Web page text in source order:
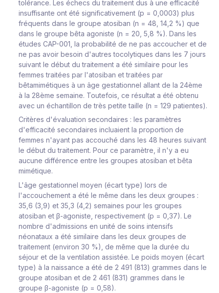
tolérance. Les échecs du traitement dus à une efficacité
insuffisante ont été significativement (p = 0,0003) plus
fréquents dans le groupe atosiban (n = 48, 14,2 %) que
dans le groupe bêta agoniste (n = 20, 5,8 %). Dans les
études CAP-001, la probabilité de ne pas accoucher et de
ne pas avoir besoin d'autres tocolytiques dans les 7 jours
suivant le début du traitement a été similaire pour les
femmes traitées par l'atosiban et traitées par
bêtamimétiques à un âge gestationnel allant de la 24ème
à la 28ème semaine. Toutefois, ce résultat a été obtenu
avec un échantillon de très petite taille (n = 129 patientes).
Critères d'évaluation secondaires : les paramètres
d'efficacité secondaires incluaient la proportion de
femmes n'ayant pas accouché dans les 48 heures suivant
le début du traitement. Pour ce paramètre, il n'y a eu
aucune différence entre les groupes atosiban et bêta
mimétique.
L'âge gestationnel moyen (écart type) lors de
l'accouchement a été le même dans les deux groupes :
35,6 (3,9) et 35,3 (4,2) semaines pour les groupes
atosiban et β-agoniste, respectivement (p = 0,37). Le
nombre d'admissions en unité de soins intensifs
néonataux a été similaire dans les deux groupes de
traitement (environ 30 %), de même que la durée du
séjour et de la ventilation assistée. Le poids moyen (écart
type) à la naissance a été de 2 491 (813) grammes dans le
groupe atosiban et de 2 461 (831) grammes dans le
groupe β-agoniste (p = 0,58).